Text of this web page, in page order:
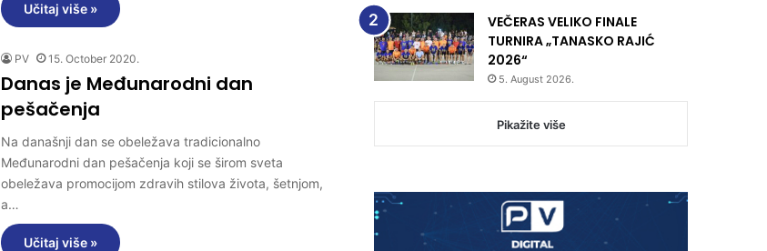
Učitaj više »
PV 15. October 2020.
Danas je Međunarodni dan
pešačenja
Na današnji dan se obeležava tradicionalno
Međunarodni dan pešačenja koji se širom sveta
obeležava promocijom zdravih stilova života, šetnjom,
a…
Učitaj više »
VEČERAS VELIKO FINALE
TURNIRA „TANASKO RAJIĆ
2026“
5. August 2026.
Pikažite više